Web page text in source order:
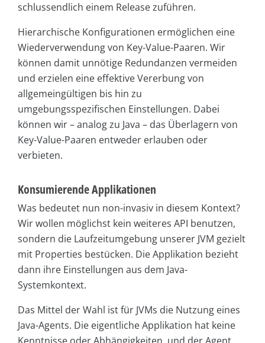
schlussendlich einem Release zuführen.
Hierarchische Konfigurationen ermöglichen eine
Wiederverwendung von Key-Value-Paaren. Wir
können damit unnötige Redundanzen vermeiden
und erzielen eine effektive Vererbung von
allgemeingültigen bis hin zu
umgebungsspezifischen Einstellungen. Dabei
können wir – analog zu Java – das Überlagern von
Key-Value-Paaren entweder erlauben oder
verbieten.
Konsumierende Applikationen
Was bedeutet nun non-invasiv in diesem Kontext?
Wir wollen möglichst kein weiteres API benutzen,
sondern die Laufzeitumgebung unserer JVM gezielt
mit Properties bestücken. Die Applikation bezieht
dann ihre Einstellungen aus dem Java-
Systemkontext.
Das Mittel der Wahl ist für JVMs die Nutzung eines
Java-Agents. Die eigentliche Applikation hat keine